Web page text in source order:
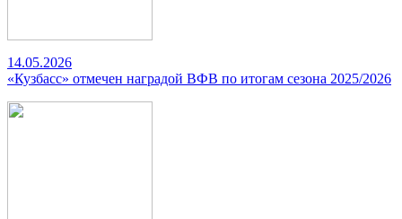
14.05.2026
«Кузбасс» отмечен наградой ВФВ по итогам сезона 2025/2026